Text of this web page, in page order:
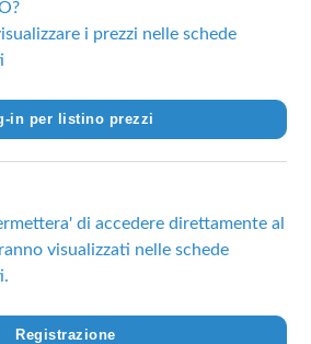
i prezzi nelle schede
in per listino prezzi
di accedere direttamente al
visualizzati nelle schede
Registrazione